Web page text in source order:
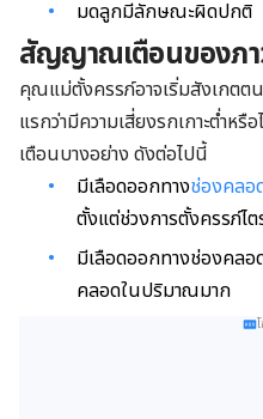
มดลูกมีลักษณะผิดปกติ
สัญญาณเตือนของภาว
คุณแม่ตั้งครรภ์อาจเริ่มสังเกตต
แรกว่ามีความเสี่ยงรกเกาะต่ำห
เตือนบางอย่าง ดังต่อไปนี้
มีเลือดออกทางช่องคลอ
ตั้งแต่ช่วงการตั้งครรภ์ไ
มีเลือดออกทางช่องคลอ
คลอดในปริมาณมาก